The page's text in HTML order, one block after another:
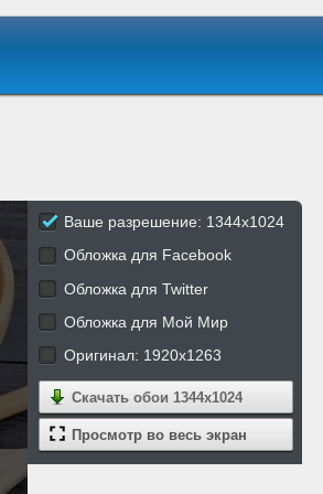
Ваше разрешение: 1344x1024
Обложка для Facebook
Обложка для Twitter
Обложка для Мой Мир
Оригинал: 1920x1263
Скачать обои 1344x1024
Просмотр во весь экран